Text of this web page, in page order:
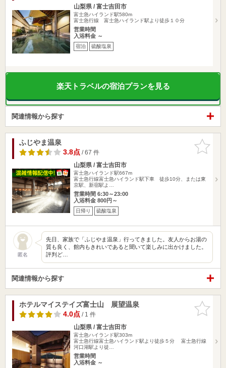
山梨県 / 富士吉田市
富士急ハイランド駅580m
富士急行線 富士急ハイランド駅より徒歩１０分
営業時間
入浴料金 ～
宿泊 硫酸塩泉
楽天トラベルの宿泊プランを見る
関連情報から探す
お気に入
りに追加
ふじやま温泉
3.8点/ 67 件
山梨県 / 富士吉田市
富士急ハイランド駅667m
富士急行線富士急ハイランド駅下車 徒歩10分、または東
京駅、新宿駅よ…
営業時間 6:30～23:00
入浴料金 800円～
日帰り 硫酸塩泉
匿名
先日、家族で「ふじやま温泉」行ってきました。友人からお湯の
質も良く、館内もきれいであると聞いて楽しみに出かけました。
評判ど…
関連情報から探す
お気に入
りに追加
ホテルマイステイズ富士山 展望温泉
4.0点/ 1 件
山梨県 / 富士吉田市
富士急ハイランド駅303m
富士急行線富士急ハイランド駅より徒歩５分 富士急行線
河口湖駅より徒…
営業時間
入浴料金 ～